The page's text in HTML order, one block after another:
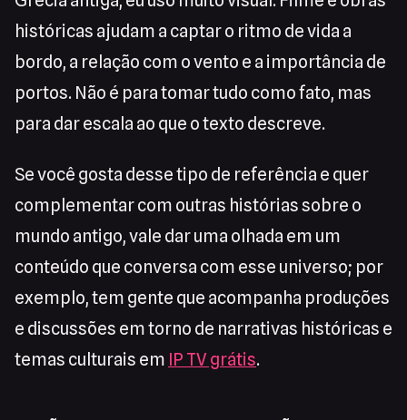
históricas ajudam a captar o ritmo de vida a
bordo, a relação com o vento e a importância de
portos. Não é para tomar tudo como fato, mas
para dar escala ao que o texto descreve.
Se você gosta desse tipo de referência e quer
complementar com outras histórias sobre o
mundo antigo, vale dar uma olhada em um
conteúdo que conversa com esse universo; por
exemplo, tem gente que acompanha produções
e discussões em torno de narrativas históricas e
temas culturais em IP TV grátis.